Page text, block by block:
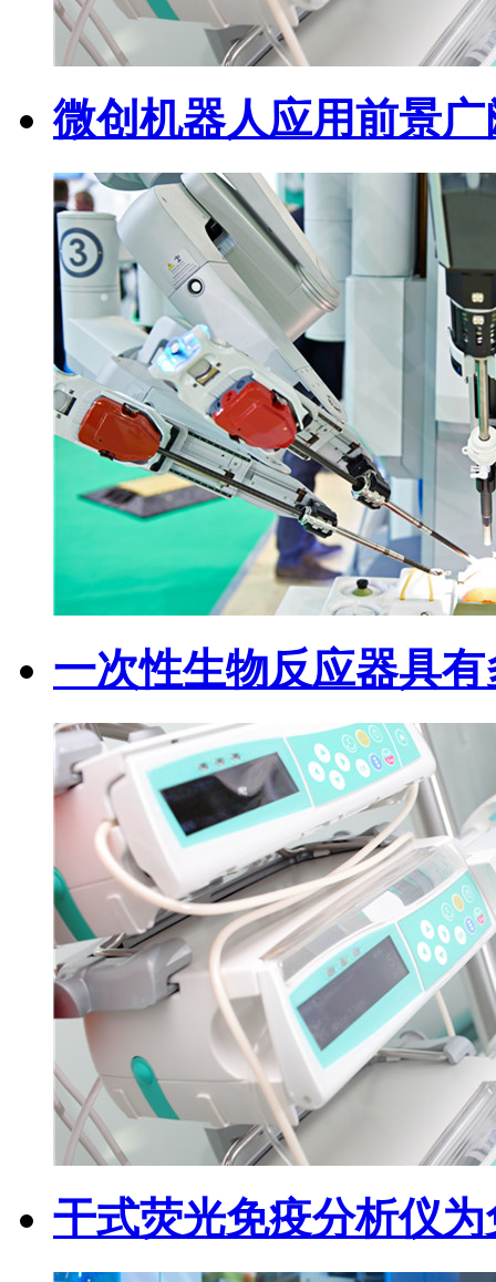
微创机器人应用前景
一次性生物反应器具
干式荧光免疫分析仪